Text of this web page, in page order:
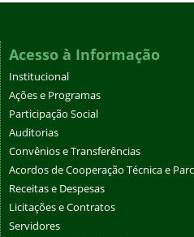
Acesso à Informação
Institucional
Ações e Programas
Participação Social
Auditorias
Convênios e Transferências
Acordos de Cooperação Técnica e
Receitas e Despesas
Licitações e Contratos
Servidores